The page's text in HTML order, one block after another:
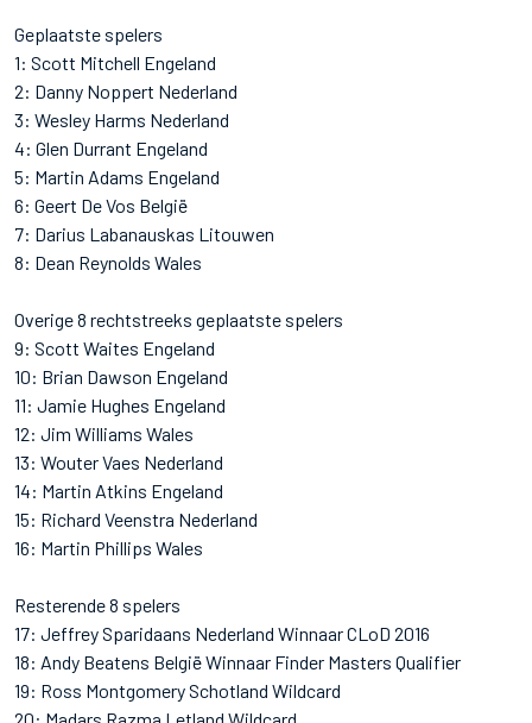
Geplaatste spelers
1: Scott Mitchell Engeland
2: Danny Noppert Nederland
3: Wesley Harms Nederland
4: Glen Durrant Engeland
5: Martin Adams Engeland
6: Geert De Vos België
7: Darius Labanauskas Litouwen
8: Dean Reynolds Wales
Overige 8 rechtstreeks geplaatste spelers
9: Scott Waites Engeland
10: Brian Dawson Engeland
11: Jamie Hughes Engeland
12: Jim Williams Wales
13: Wouter Vaes Nederland
14: Martin Atkins Engeland
15: Richard Veenstra Nederland
16: Martin Phillips Wales
Resterende 8 spelers
17: Jeffrey Sparidaans Nederland Winnaar CLoD 2016
18: Andy Beatens België Winnaar Finder Masters Qualifier
19: Ross Montgomery Schotland Wildcard
20: Madars Razma Letland Wildcard